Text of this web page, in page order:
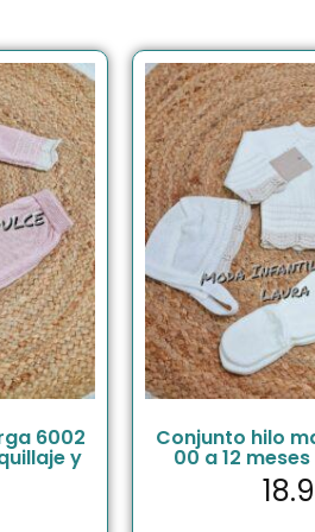
6002
y
Conjunto hilo
00 a 12